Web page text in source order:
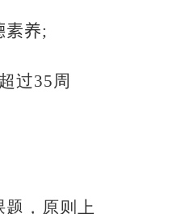
素养;
过35周
，原则上